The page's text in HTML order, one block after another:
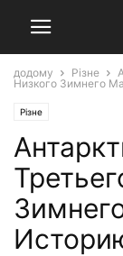
додому Різне
Низкого Зимнего
Різне